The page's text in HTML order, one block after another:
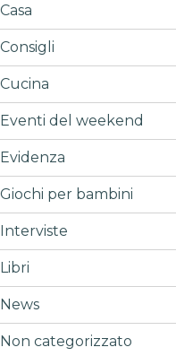
Casa
Consigli
Cucina
Eventi del weekend
Evidenza
Giochi per bambini
Interviste
Libri
News
Non categorizzato